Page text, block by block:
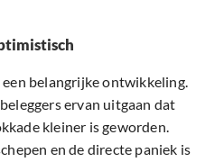
belangrijke ontwikkeling.
ervan uitgaan dat
kleiner is geworden.
en de directe paniek is